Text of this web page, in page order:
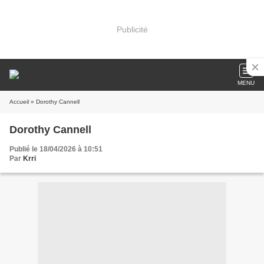
Publicité
MENU
Accueil » Dorothy Cannell
Dorothy Cannell
Publié le 18/04/2026 à 10:51
Par Krri